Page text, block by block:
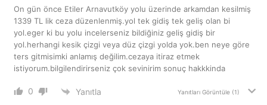
On gün önce Etiler Arnavutköy yolu üzerinde arkamdan kesilmiş
1339 TL lik ceza düzenlenmiş.yol tek gidiş tek geliş olan bi
yol.eger ki bu yolu incelerseniz bildiğiniz geliş gidiş bir
yol.herhangi kesik çizgi veya düz çizgi yolda yok.ben neye göre
ters gitmisimki anlamış değilim.cezaya itiraz etmek
istiyorum.bilgilendirirseniz çok sevinirim sonuç hakkkinda
0 Yanıtla Yanıtları Görüntüle (1)